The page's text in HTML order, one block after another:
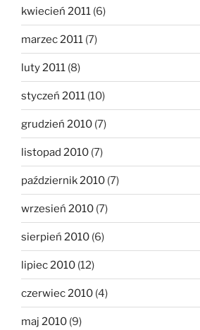
kwiecień 2011 (6)
marzec 2011 (7)
luty 2011 (8)
styczeń 2011 (10)
grudzień 2010 (7)
listopad 2010 (7)
październik 2010 (7)
wrzesień 2010 (7)
sierpień 2010 (6)
lipiec 2010 (12)
czerwiec 2010 (4)
maj 2010 (9)